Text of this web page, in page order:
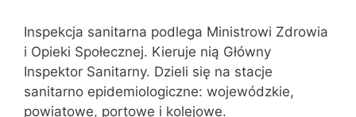
Inspekcja sanitarna podlega Ministrowi Zdrowia
i Opieki Społecznej. Kieruje nią Główny
Inspektor Sanitarny. Dzieli się na stacje
sanitarno epidemiologiczne: wojewódzkie,
powiatowe, portowe i kolejowe.